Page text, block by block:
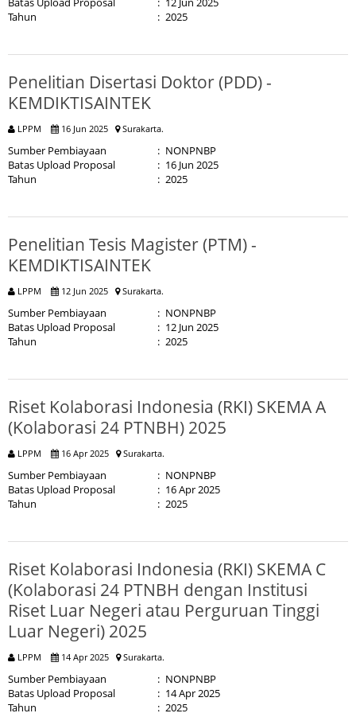
Tahun
: 2025
Penelitian Disertasi Doktor (PDD) -
KEMDIKTISAINTEK
LPPM 16 Jun 2025 Surakarta.
Sumber Pembiayaan : NONPNBP
Batas Upload Proposal
: 16 Jun 2025
Tahun
: 2025
Penelitian Tesis Magister (PTM) -
KEMDIKTISAINTEK
LPPM 12 Jun 2025 Surakarta.
Sumber Pembiayaan : NONPNBP
Batas Upload Proposal
: 12 Jun 2025
Tahun
: 2025
Riset Kolaborasi Indonesia (RKI) SKEMA A
(Kolaborasi 24 PTNBH) 2025
LPPM 16 Apr 2025 Surakarta.
Sumber Pembiayaan : NONPNBP
Batas Upload Proposal
: 16 Apr 2025
Tahun
: 2025
Riset Kolaborasi Indonesia (RKI) SKEMA C
(Kolaborasi 24 PTNBH dengan Institusi
Riset Luar Negeri atau Perguruan Tinggi
Luar Negeri) 2025
LPPM 14 Apr 2025 Surakarta.
Sumber Pembiayaan : NONPNBP
Batas Upload Proposal
: 14 Apr 2025
Tahun
: 2025